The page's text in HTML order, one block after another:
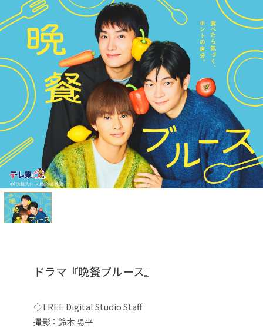
ドラマ『晩餐ブルース』
◇TREE Digital Studio Staff
撮影：鈴木 陽平